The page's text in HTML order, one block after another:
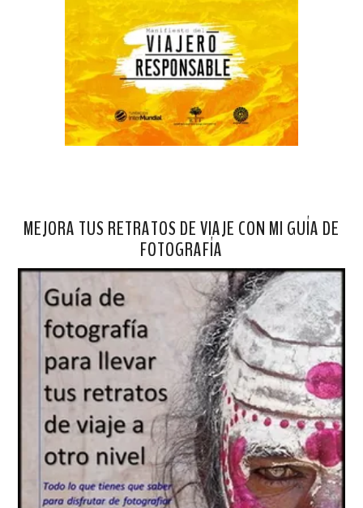
MEJORA TUS RETRATOS DE VIAJE CON MI GUÍA DE
FOTOGRAFÍA